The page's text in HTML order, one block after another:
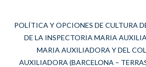
POLÍTICA Y OPCIONES DE CULTURA
DE LA INSPECTORIA MARIA
MARIA AUXILIADORA Y DEL
AUXILIADORA (BARCELONA –